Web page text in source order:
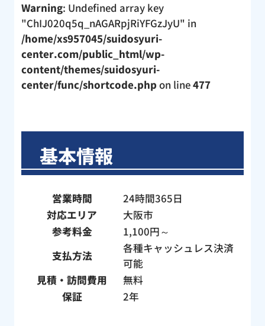
Warning: Undefined array key
"ChIJ020q5q_nAGARpjRiYFGzJyU" in
/home/xs957045/suidosyuri-
center.com/public_html/wp-
content/themes/suidosyuri-
center/func/shortcode.php on line477
基本情報
営業時間
24時間365日
対応エリア
大阪市
参考料金
1,100円～
支払方法
各種キャッシュレス決済
可能
見積・訪問費用
無料
保証
2年